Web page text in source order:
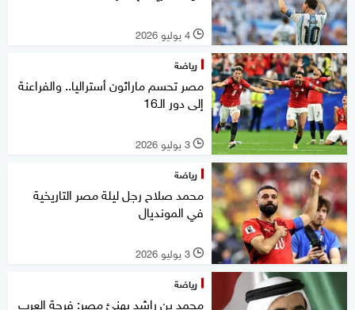
l 4 يوليو 2026
رياضة
مصر تحسم ماراثون أستراليا.. والفراعنة
إلى دور الـ16
l 3 يوليو 2026
رياضة
محمد صلاح رجل ليلة مصر التاريخية
في المونديال
l 3 يوليو 2026
رياضة
محمد بن راشد يهنئ مصر: فرحة العرب